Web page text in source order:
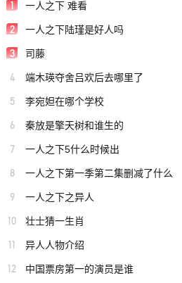
1 一人之下 难看
2 一人之下陆瑾是好人吗
3 司藤
4 端木瑛夺舍吕欢后去哪里了
5 李宛妲在哪个学校
6 秦放是擎天树和谁生的
7 一人之下5什么时候出
8 一人之下第一季第二集删减了什么
9 一人之下之异人
10 壮士猜一生肖
11 异人人物介绍
12 中国票房第一的演员是谁